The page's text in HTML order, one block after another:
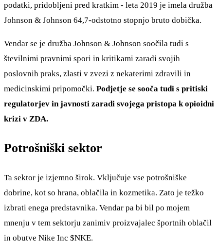
podatki, pridobljeni pred kratkim - leta 2019 je imela družba
Johnson & Johnson 64,7-odstotno stopnjo bruto dobička.
Vendar se je družba Johnson & Johnson soočila tudi s
številnimi pravnimi spori in kritikami zaradi svojih
poslovnih praks, zlasti v zvezi z nekaterimi zdravili in
medicinskimi pripomočki. Podjetje se sooča tudi s pritiski
regulatorjev in javnosti zaradi svojega pristopa k opioidni
krizi v ZDA.
Potrošniški sektor
Ta sektor je izjemno širok. Vključuje vse potrošniške
dobrine, kot so hrana, oblačila in kozmetika. Zato je težko
izbrati enega predstavnika. Vendar pa bi bil po mojem
mnenju v tem sektorju zanimiv proizvajalec športnih oblačil
in obutve Nike Inc $NKE.